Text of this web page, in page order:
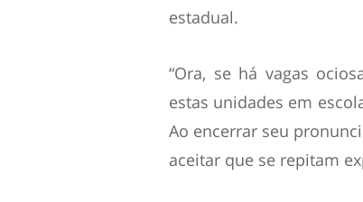
estadual.
“Ora, se há vagas
estas unidades em
Ao encerrar seu
aceitar que se repitam